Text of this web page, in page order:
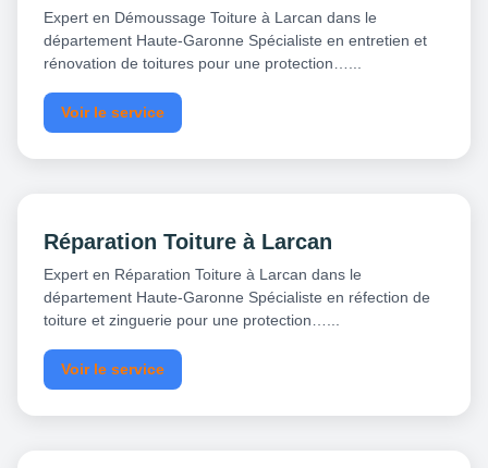
Expert en Démoussage Toiture à Larcan dans le
département Haute-Garonne Spécialiste en entretien et
rénovation de toitures pour une protection…...
Voir le service
Réparation Toiture à Larcan
Expert en Réparation Toiture à Larcan dans le
département Haute-Garonne Spécialiste en réfection de
toiture et zinguerie pour une protection…...
Voir le service